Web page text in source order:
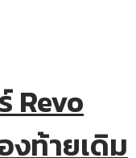
Revo
งท้ายเดิม